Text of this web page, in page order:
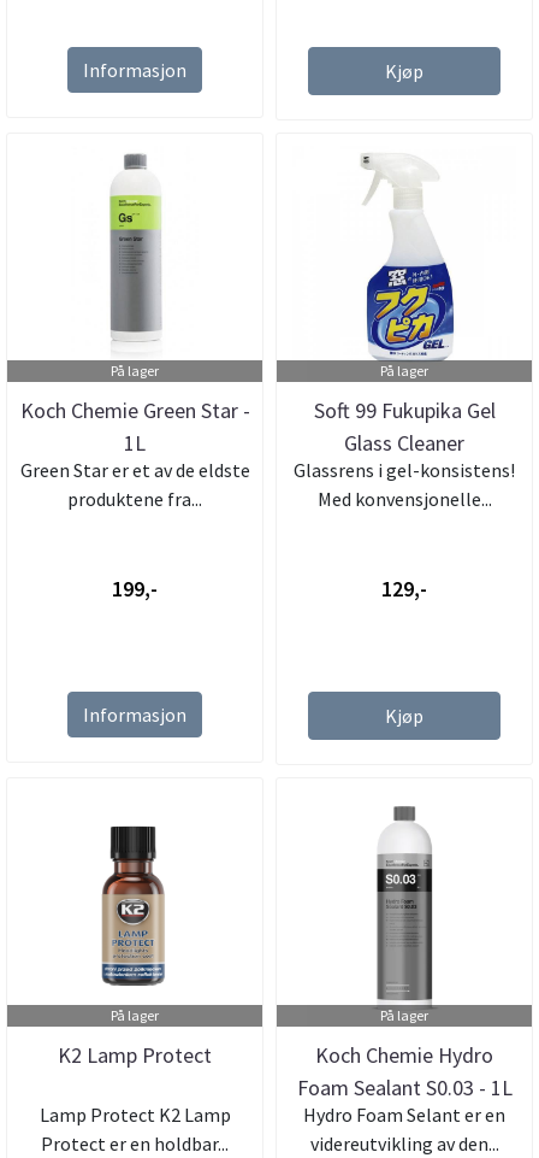
Informasjon Kjøp
På lager
Koch Chemie Green Star -
1L
Green Star er et av de eldste
produktene fra...
199,-
Informasjon
På lager
Soft 99 Fukupika Gel
Glass Cleaner
Glassrens i gel-konsistens!
Med konvensjonelle...
129,-
Kjøp
På lager
K2 Lamp Protect
Lamp Protect K2 Lamp
Protect er en holdbar...
På lager
Koch Chemie Hydro
Foam Sealant S0.03 - 1L
Hydro Foam Selant er en
videreutvikling av den...